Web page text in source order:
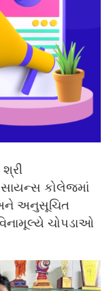
શ્રી
કોલેજમાં
અને અનુસૂચિત
ચોપડાઓ